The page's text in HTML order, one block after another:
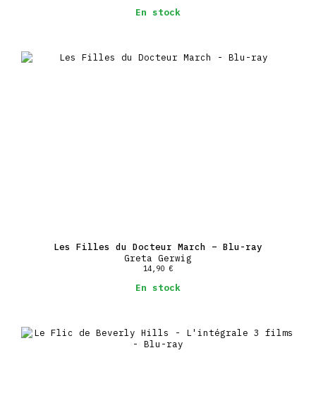
En stock
Les Filles du Docteur March – Blu-ray
Greta Gerwig
14,90 €
En stock